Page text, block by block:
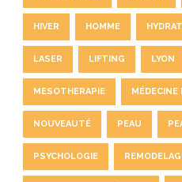
HIVER HOMME
LASER LIFTING LYON
MESOTHERAPIE
NOUVEAUTÉ PEAU
PSYCHOLOGIE